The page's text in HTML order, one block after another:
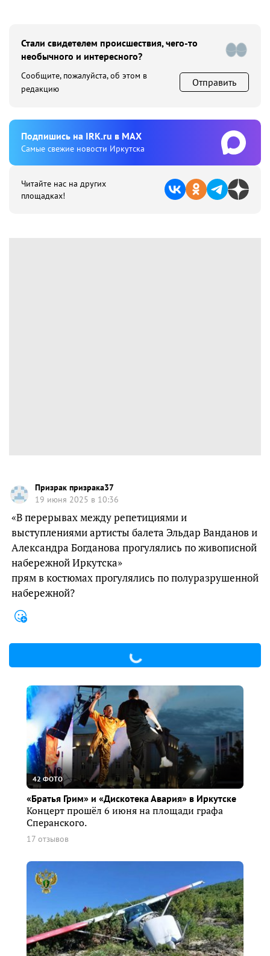
Стали свидетелем происшествия, чего-то
необычного и интересного?
Сообщите, пожалуйста, об этом в
редакцию
Отправить
Подпишиcь на IRK.ru в MAX
Cамые свежие новости Иркутска
Читайте нас на других
площадках!
Призрак призрака37
19 июня 2025 в 10:36
«В перерывах между репетициями и
выступлениями артисты балета Эльдар Ванданов и
Александра Богданова прогулялись по живописной
набережной Иркутска»
прям в костюмах прогулялись по полуразрушенной
набережной?
42 ФОТО
«Братья Грим» и «Дискотека Авария» в Иркутске
Концерт прошёл 6 июня на площади графа
Сперанского.
17 отзывов